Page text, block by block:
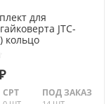
для
JTC-
кольцо
СРТ ПОД ЗАКАЗ